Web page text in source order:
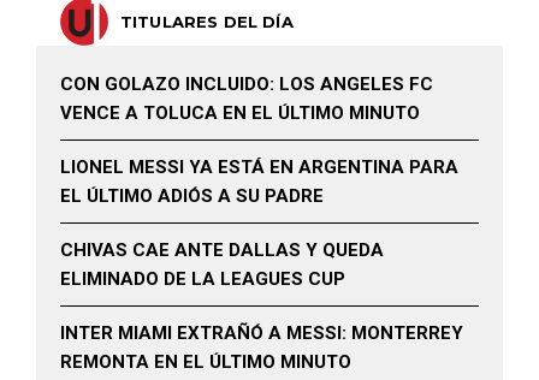
TITULARES DEL DÍA
CON GOLAZO INCLUIDO: LOS ANGELES FC
VENCE A TOLUCA EN EL ÚLTIMO MINUTO
LIONEL MESSI YA ESTÁ EN ARGENTINA PARA
EL ÚLTIMO ADIÓS A SU PADRE
CHIVAS CAE ANTE DALLAS Y QUEDA
ELIMINADO DE LA LEAGUES CUP
INTER MIAMI EXTRAÑÓ A MESSI: MONTERREY
REMONTA EN EL ÚLTIMO MINUTO